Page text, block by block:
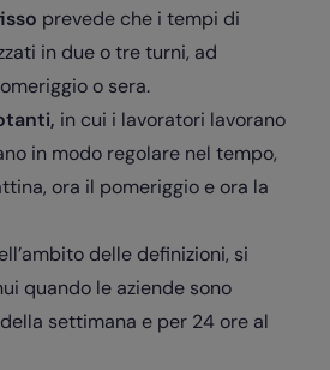
prevede che i tempi di
in due o tre turni, ad
o sera.
in cui i lavoratori lavorano
in modo regolare nel tempo,
ora il pomeriggio e ora la
delle definizioni, si
quando le aziende sono
settimana e per 24 ore al